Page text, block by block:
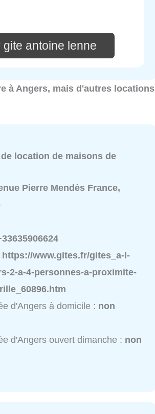
antoine lenne
à Angers, mais d'autres locations
location de maisons de
Pierre Mendès France,
https://www.gites.fr/gites_a-l-
2-a-4-personnes-a-proximite-
d'Angers à domicile : non
d'Angers ouvert dimanche : non